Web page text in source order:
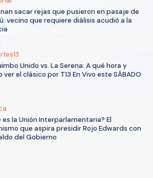
sacar rejas que pusieron en pasaje de
vecino que requiere diálisis acudió a la
Unido vs. La Serena: A qué hora y
ver el clásico por T13 En Vivo este SÁBADO
es la Unión Interparlamentaria? El
que aspira presidir Rojo Edwards con
del Gobierno